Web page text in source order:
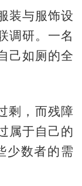
装与服饰设
调研。一名
己如厕的全
剩，而残障
属于自己的
少数者的需